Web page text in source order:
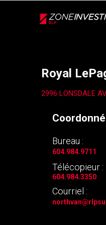
Retour
Royal
2996 LONSDALE
Bureau :
604.984.9711
Télécopieur :
604.984.3350
Courriel :
northvan